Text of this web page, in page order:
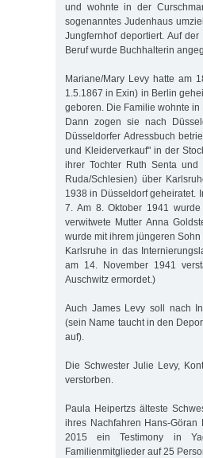
und wohnte in der
sogenanntes Judenhaus
Jungfernhof deportiert. Auf
Beruf wurde Buchhalterin
Mariane/Mary Levy hatte am
1.5.1867 in Exin) in Berlin
geboren. Die Familie wohnte
Dann zogen sie nach
Düsseldorfer Adressbuch
und Kleiderverkauf" in der
ihrer Tochter Ruth Senta und
Ruda/Schlesien) über
1938 in Düsseldorf geheiratet.
7. Am 8. Oktober 1941
verwitwete Mutter Anna
wurde mit ihrem jüngeren
Karlsruhe in das
am 14. November 1941
Auschwitz ermordet.)
Auch James Levy soll nach
(sein Name taucht in den
auf).
Die Schwester Julie Levy,
verstorben.
Paula Heipertzs älteste
ihres Nachfahren Hans-
2015 ein Testimony in
Familienmitglieder auf 25